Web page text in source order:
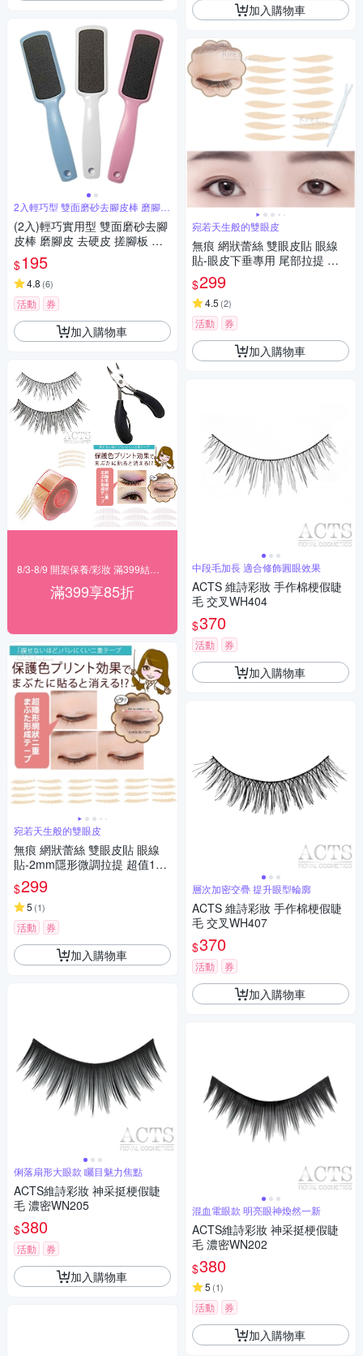
2入輕巧型 雙面磨砂去腳皮棒 磨腳皮
器
(2入)輕巧實用型 雙面磨砂去腳
皮棒 磨腳皮 去硬皮 搓腳板 腳
皮銼 腳銼
$195
4.8 (6)
活動 券
加入購物車
滿399享85折
宛若天生般的雙眼皮
無痕 網狀蕾絲 雙眼皮貼 眼線
貼-2mm隱形微調拉提 超值120
枚入 kiret
$299
5 (1)
活動 券
加入購物車
俐落扇形大眼款 矚目魅力焦點
ACTS維詩彩妝 神采挺梗假睫
毛 濃密WN205
$380
活動 券
加入購物車
加入購物車
宛若天生般的雙眼皮
無痕 網狀蕾絲 雙眼皮貼 眼線
貼-眼皮下垂專用 尾部拉提 超
值80枚入 kiret
$299
4.5 (2)
活動 券
加入購物車
中段毛加長 適合修飾圓眼效果
ACTS 維詩彩妝 手作棉梗假睫
毛 交叉WH404
$370
活動 券
加入購物車
層次加密交疊 提升眼型輪廓
ACTS 維詩彩妝 手作棉梗假睫
毛 交叉WH407
$370
活動 券
加入購物車
混血電眼款 明亮眼神煥然一新
ACTS維詩彩妝 神采挺梗假睫
毛 濃密WN202
$380
5 (1)
活動 券
加入購物車